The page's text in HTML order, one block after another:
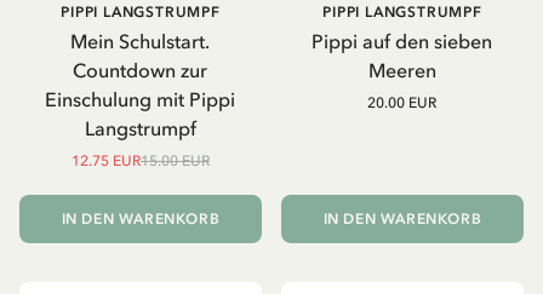
Mein Schulstart.
Countdown zur
Einschulung mit Pippi
Langstrumpf
PIPPI LANGSTRUMPF
12.75 EUR15.00 EUR
IN DEN WARENKORB
Pippi auf den sieben
Meeren
PIPPI LANGSTRUMPF
20.00 EUR
IN DEN WARENKORB